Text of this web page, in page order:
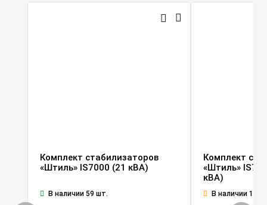
Комплект стабилизаторов
«Штиль» IS7000 (21 кВА)
В наличии 59 шт.
Комплект
«Штиль»
кВА)
В наличии 1 шт.